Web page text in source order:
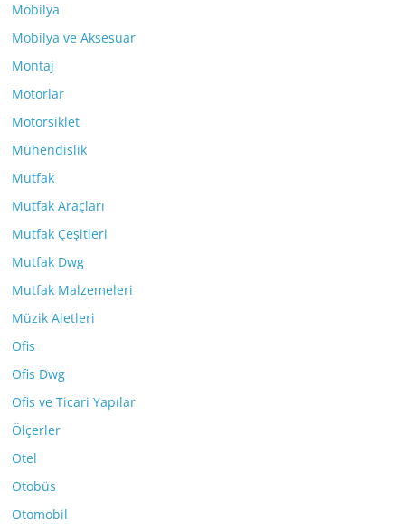
Mobilya
Mobilya ve Aksesuar
Montaj
Motorlar
Motorsiklet
Mühendislik
Mutfak
Mutfak Araçları
Mutfak Çeşitleri
Mutfak Dwg
Mutfak Malzemeleri
Müzik Aletleri
Ofis
Ofis Dwg
Ofis ve Ticari Yapılar
Ölçerler
Otel
Otobüs
Otomobil